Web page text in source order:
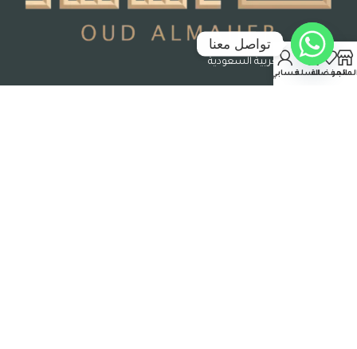
جدة – المملكة العربية السعودية
المفضلةالسلةحسابي
تواصل معنا